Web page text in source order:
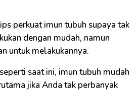
perkuat imun tubuh supaya tak
dengan mudah, namun
untuk melakukannya.
saat ini, imun tubuh mudah
jika Anda tak perbanyak